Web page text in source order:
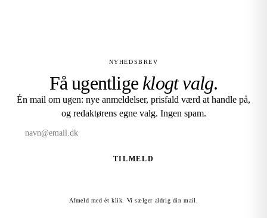
NYHEDSBREV
Få ugentlige klogt valg.
Én mail om ugen: nye anmeldelser, prisfald værd at handle på,
og redaktørens egne valg. Ingen spam.
TILMELD
Afmeld med ét klik. Vi sælger aldrig din mail.